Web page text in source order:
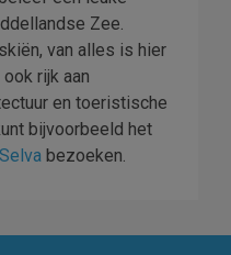
Zee.
van alles is hier
rijk aan
en toeristische
bijvoorbeeld het
bezoeken.